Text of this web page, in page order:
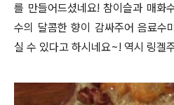
를 만들어드셨네요! 참이슬과 매화
수의 달콤한 향이 감싸주어 음료수
실 수 있다고 하시네요~! 역시 링겔